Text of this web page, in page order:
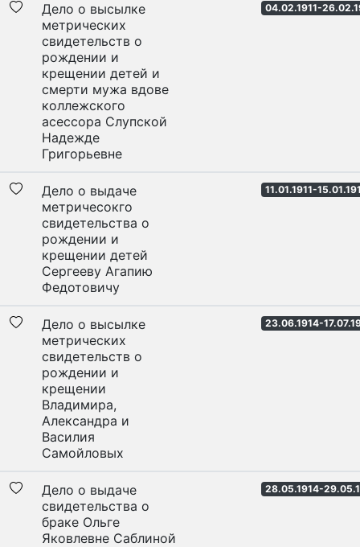
Дело о высылке
метрических
свидетельств о
рождении и
крещении детей и
смерти мужа вдове
коллежского
асессора Слупской
Надежде
Григорьевне
04.02.1911-
Дело о выдаче
метричесокго
свидетельства о
рождении и
крещении детей
Сергееву Агапию
Федотовичу
11.01.1911-
Дело о высылке
метрических
свидетельств о
рождении и
крещении
Владимира,
Александра и
Василия
Самойловых
23.06.1914-
Дело о выдаче
свидетельства о
браке Ольге
Яковлевне Саблиной
28.05.1914-